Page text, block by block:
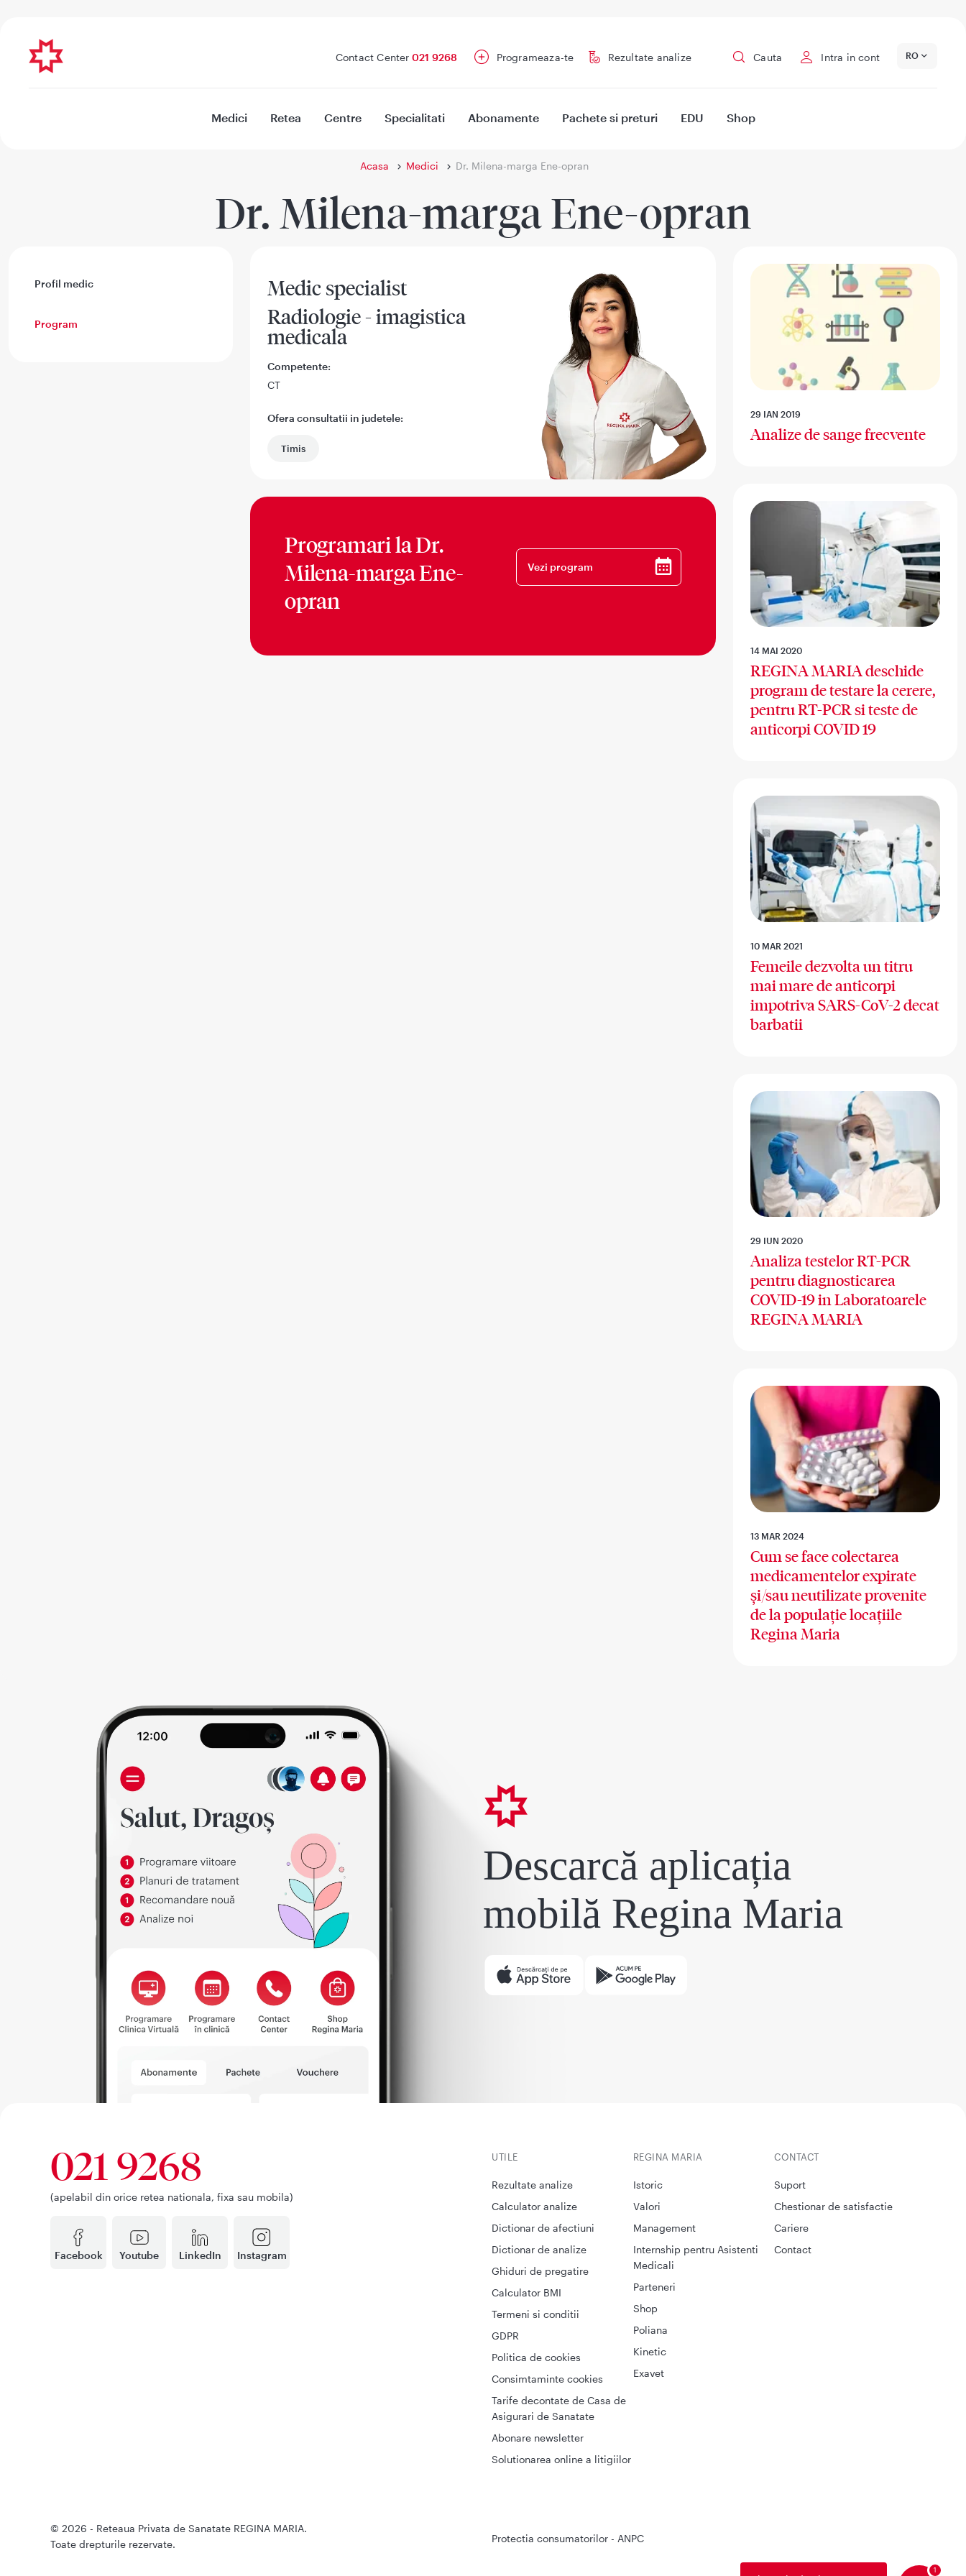
Contact Center 021 9268 Programeaza-te Rezultate analize Cauta Intra in cont RO
Medici Retea Centre Specialitati Abonamente Pachete si preturi EDU Shop
Acasa Medici Dr. Milena-marga Ene-opran
Dr. Milena-marga Ene-opran
Profil medic
Program
Medic specialist
Radiologie - imagistica
medicala
Competente:
CT
Ofera consultatii in judetele:
Timis
Programari laDr.
Milena-marga Ene-
opran
Vezi program
29 IAN 2019
Analize de sange frecvente
14 MAI 2020
REGINA MARIA deschide
program de testare la cerere,
pentru RT-PCR si teste de
anticorpi COVID 19
10 MAR 2021
Femeile dezvolta un titru
mai mare de anticorpi
impotriva SARS-CoV-2 decat
barbatii
29 IUN 2020
Analiza testelor RT-PCR
pentru diagnosticarea
COVID-19 in Laboratoarele
REGINA MARIA
13 MAR 2024
Cum se face colectarea
medicamentelor expirate
și/sau neutilizate provenite
de la populație locațiile
Regina Maria
Descarcă aplicația
mobilă Regina Maria
Facebook Youtube LinkedIn Instagram
021 9268
(apelabil din orice retea nationala, fixa sau mobila)
UTILE
Rezultate analize
Calculator analize
Dictionar de afectiuni
Dictionar de analize
Ghiduri de pregatire
Calculator BMI
Termeni si conditii
GDPR
Politica de cookies
Consimtaminte cookies
Tarife decontate de Casa de
Asigurari de Sanatate
Abonare newsletter
Solutionarea online a litigiilor
CONTACT
Suport
Chestionar de satisfactie
Cariere
Contact
REGINA MARIA
Istoric
Valori
Management
Internship pentru Asistenti
Medicali
Parteneri
Shop
Poliana
Kinetic
Exavet
Protectia consumatorilor - ANPC
© 2026 - Reteaua Privata de Sanatate REGINA MARIA.
Toate drepturile rezervate.